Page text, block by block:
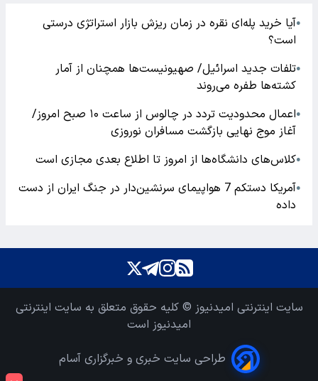
●آیا خرید پله‌ای نقره در زمان ریزش بازار استراتژی درستی
است؟
●تلفات جدید اسرائیل/ صهیونیست‌ها همچنان از آمار
کشته‌ها طفره می‌روند
●
اعمال محدودیت تردد در چالوس از ساعت ۱۰ صبح امروز/
آغاز موج نهایی بازگشت مسافران نوروزی
●کلاس‌های دانشگاه‌ها از امروز تا اطلاع بعدی مجازی است
●
آمریکا دستکم 7 هواپیمای سرنشین‌دار در جنگ ایران از دست
داده
سایت اینترنتی امیدنیوز © کلیه حقوق متعلق به سایت اینترنتی
امیدنیوز است
طراحی سایت خبری و خبرگزاری آسام